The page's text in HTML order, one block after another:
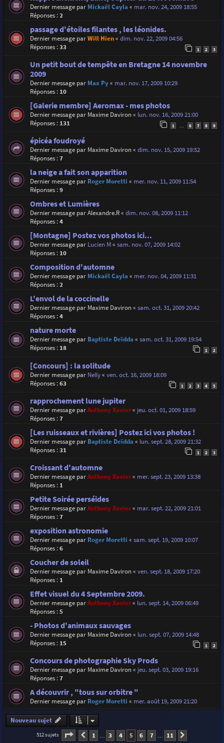
Dernier message par Mickaël Cayla « mar. nov. 24, 2009 18:55
Réponses :2
passage d'étoiles filantes , les léonides.
Dernier message parWill Hien« dim. nov. 22, 2009 04:56
Réponses :33 1 2 3
Un petit bout de tempête en Bretagne 14 novembre
2009
Dernier message par Max Py« mar. nov. 17, 2009 10:29
Réponses : 10
[Galerie membre] Aeromax - mes photos
Dernier message par Maxime Daviron« lun. nov. 16, 2009 21:00
Réponses : 131 1 … 6 7 8 9
épicéa foudroyé
Dernier message par Maxime Daviron« dim. nov. 15, 2009 19:52
Réponses :7
la neige a fait son apparition
Dernier message par Roger Moretti « mer. nov. 11, 2009 11:54
Réponses :9
Ombres et Lumières
Dernier message parAlexandre.R« dim. nov. 08, 2009 11:12
Réponses :4
[Montagne] Postez vos photos ici...
Dernier message par Lucien M« sam. nov. 07, 2009 14:02
Réponses : 10
Composition d'automne
Dernier message par Mickaël Cayla « mer. nov. 04, 2009 11:31
Réponses :2
L'envol de la coccinelle
Dernier message par Maxime Daviron« sam. oct. 31, 2009 20:42
Réponses :4
nature morte
Dernier message par Baptiste Deïdda « sam. oct. 31, 2009 19:54
Réponses : 18 1 2
[Concours] : la solitude
Dernier message par Nelly« ven. oct. 16, 2009 18:09
Réponses :63 1 2 3 4 5
rapprochement lune jupiter
Dernier message parAnthony Xavier« jeu. oct. 01, 2009 18:59
Réponses :7
[Les ruisseaux et rivières] Postez ici vos photos !
Dernier message par Baptiste Deïdda « lun. sept. 28, 2009 21:32
Réponses :31 1 2 3
Croissant d'automne
Dernier message parAnthony Xavier« mer. sept. 23, 2009 13:38
Réponses : 1
Petite Soirée perséides
Dernier message parAnthony Xavier« mar. sept. 22, 2009 21:01
Réponses :7
exposition astronomie
Dernier message par Roger Moretti « sam. sept. 19, 2009 10:07
Réponses :6
Coucher de soleil
Dernier message par Maxime Daviron« ven. sept. 18, 2009 17:20
Réponses : 1
Effet visuel du 4 Septembre 2009.
Dernier message parAnthony Xavier« lun. sept. 14, 2009 06:49
Réponses :5
- Photos d'animaux sauvages
Dernier message par Maxime Daviron« lun. sept. 07, 2009 14:48
Réponses : 15 1 2
Concours de photographie Sky Prods
Dernier message par Maxime Daviron« jeu. sept. 03, 2009 19:16
Réponses :7
A découvrir , "tous sur orbitre "
Dernier message par Roger Moretti « mer. août 19, 2009 21:20
Nouveau sujet
512 sujets Page 5sur 11
Précédente
1 … 3 4 5 6 7 … 11